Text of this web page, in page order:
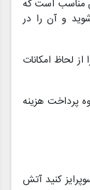
مناسب است که
و آن را در
از لحاظ امکانات
پرداخت هزینه
کنید آتش